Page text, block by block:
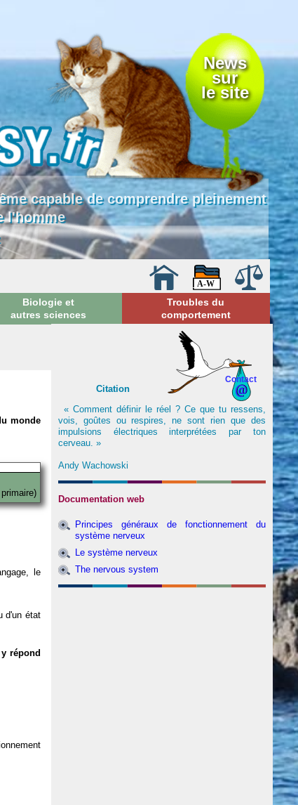
News
sur
le site
capable de comprendre pleinement
l'homme
Biologie et
autres sciences
Troubles du
comportement
monde
le
d'un état
répond
Contact
Citation
« Comment définir le réel ? Ce que tu ressens,
vois, goûtes ou respires, ne sont rien que des
impulsions électriques interprétées par ton
cerveau. »
Andy Wachowski
Documentation web
Principes généraux de fonctionnement du
système nerveux
Le système nerveux
The nervous system